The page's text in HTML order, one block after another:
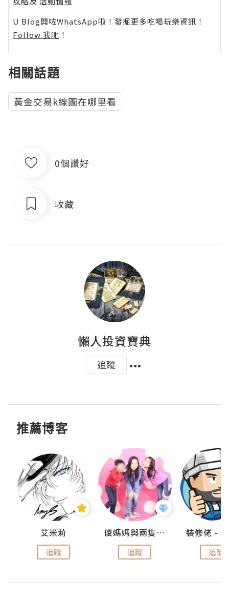
U Blog開咗WhatsApp啦！發掘更多吃喝玩樂資訊！
Follow 我哋 ！
相關話題
黃金交易k線圖在哪里看
0個讚好
收藏
懶人投資寶典
追蹤
推薦博客
艾米莉
追蹤
儍媽媽與兩隻小魔怪之家
追蹤 追蹤